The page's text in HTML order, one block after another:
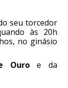
seu torcedor
às 20h
no ginásio
Ouroe da